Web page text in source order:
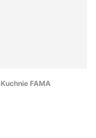
Kuchnie FAMA